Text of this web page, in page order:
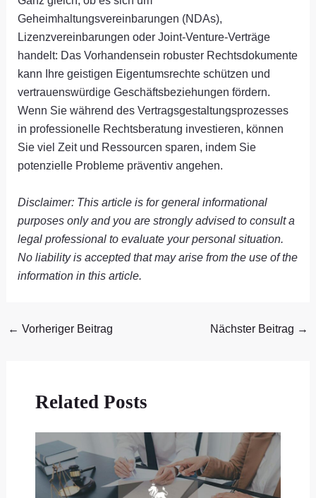
Geheimhaltungsvereinbarungen (NDAs),
Lizenzvereinbarungen oder Joint-Venture-Verträge
handelt: Das Vorhandensein robuster Rechtsdokumente
kann Ihre geistigen Eigentumsrechte schützen und
vertrauenswürdige Geschäftsbeziehungen fördern.
Wenn Sie während des Vertragsgestaltungsprozesses
in professionelle Rechtsberatung investieren, können
Sie viel Zeit und Ressourcen sparen, indem Sie
potenzielle Probleme präventiv angehen.
Disclaimer: This article is for general informational
purposes only and you are strongly advised to consult a
legal professional to evaluate your personal situation.
No liability is accepted that may arise from the use of the
information in this article.
← Vorheriger Beitrag Nächster Beitrag →
Related Posts